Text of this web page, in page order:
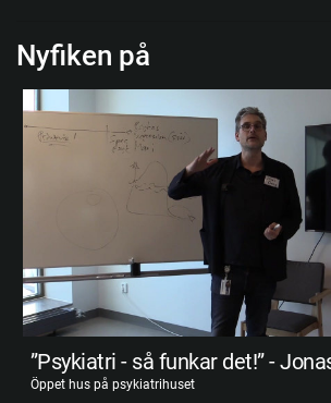
Nyfiken på
”Psykiatri - så funkar det!” -
Öppet hus på psykiatrihuset